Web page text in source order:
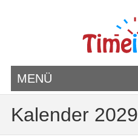
MENÜ
Kalender 2029